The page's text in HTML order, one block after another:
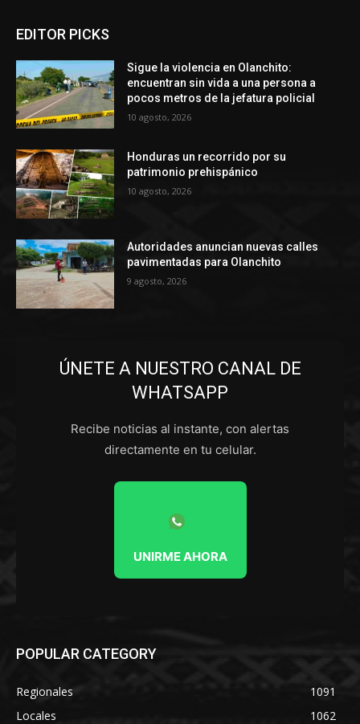
EDITOR PICKS
Sigue la violencia en Olanchito:
encuentran sin vida a una persona a
pocos metros de la jefatura policial
10 agosto, 2026
Honduras un recorrido por su
patrimonio prehispánico
10 agosto, 2026
Autoridades anuncian nuevas calles
pavimentadas para Olanchito
9 agosto, 2026
ÚNETE A NUESTRO CANAL DE
WHATSAPP
Recibe noticias al instante, con alertas
directamente en tu celular.
UNIRME AHORA
POPULAR CATEGORY
Regionales
1091
Locales
1062